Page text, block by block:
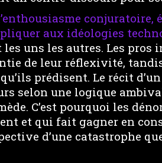
conjuratoire,
aux idéologies
les uns les autres. Les
de leur réflexivité,
prédisent. Le récit
selon une logique
C’est pourquoi les
et qui fait gagner en
d’une catastrophe